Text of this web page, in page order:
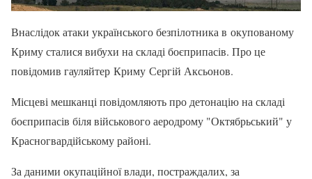
Внаслідок атаки українського безпілотника в окупованому
Криму сталися вибухи на складі боєприпасів. Про це
повідомив гауляйтер Криму Сергій Аксьонов.
Місцеві мешканці повідомляють про детонацію на складі
боєприпасів біля військового аеродрому "Октябрьський" у
Красногвардійському районі.
За даними окупаційної влади, постраждалих, за